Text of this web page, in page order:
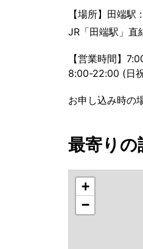
【場所】田端
JR「田端駅」直
【営業時間】
8:00-22:00 (日
お申し込み時の
最寄りの
+
−